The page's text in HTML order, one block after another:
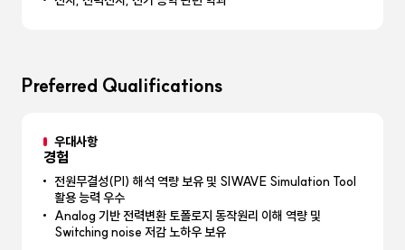
Preferred Qualifications
우대사항
경험
전원무결성(PI) 해석 역량 보유 및 SIWAVE Simulation Tool
활용 능력 우수
Analog 기반 전력변환 토폴로지 동작원리 이해 역량 및
Switching noise 저감 노하우 보유